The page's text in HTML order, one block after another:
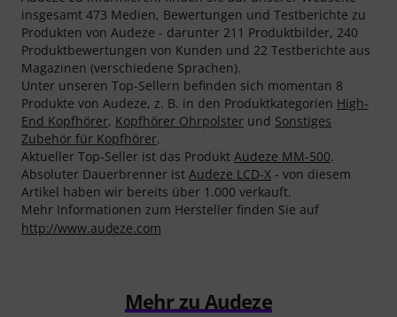
insgesamt 473 Medien, Bewertungen und Testberichte zu
Produkten von Audeze - darunter 211 Produktbilder, 240
Produktbewertungen von Kunden und 22 Testberichte aus
Magazinen (verschiedene Sprachen).
Unter unseren Top-Sellern befinden sich momentan 8
Produkte von Audeze, z. B. in den Produktkategorien High-
End Kopfhörer, Kopfhörer Ohrpolster und Sonstiges
Zubehör für Kopfhörer.
Aktueller Top-Seller ist das Produkt Audeze MM-500.
Absoluter Dauerbrenner ist Audeze LCD-X - von diesem
Artikel haben wir bereits über 1.000 verkauft.
Mehr Informationen zum Hersteller finden Sie auf
http://www.audeze.com
Mehr zu Audeze